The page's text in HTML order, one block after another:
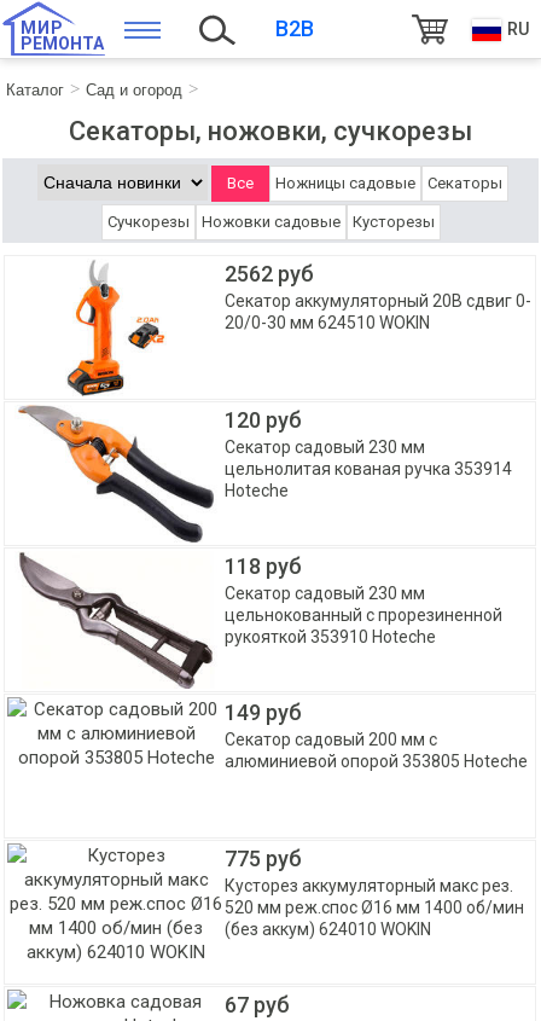
МИР
РЕМОНТА
B2B RU
Каталог Сад и огород
Секаторы, ножовки, сучкорезы
Все Ножницы садовые Секаторы
Сучкорезы Ножовки садовые Кусторезы
2562 руб
Секатор аккумуляторный 20B сдвиг 0-
20/0-30 мм 624510 WOKIN
120 руб
Секатор садовый 230 мм
цельнолитая кованая ручка 353914
Hoteche
118 руб
Секатор садовый 230 мм
цельнокованный с прорезиненной
рукояткой 353910 Hoteche
149 руб
Секатор садовый 200 мм с
алюминиевой опорой 353805 Hoteche
775 руб
Кусторез аккумуляторный макс рез.
520 мм реж.спос Ø16 мм 1400 об/мин
(без аккум) 624010 WOKIN
67 руб